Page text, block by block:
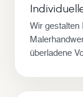
Wir gestalten
überladene